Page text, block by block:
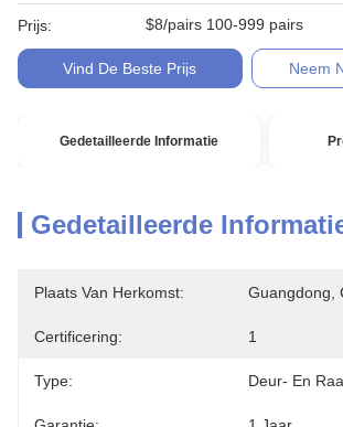
Prijs: $8/pairs 100-999 pairs
Vind De Beste Prijs Neem
Gedetailleerde Informatie
Gedetailleerde
Plaats Van Herkomst: Guangdong,
Certificering: 1
Type: Deur- En